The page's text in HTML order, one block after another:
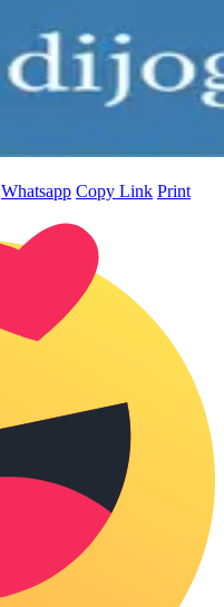
Whatsapp Copy Link Print